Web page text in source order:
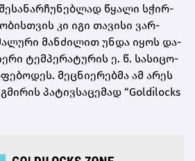
წყა­ლი სჭირ­
კი იგი თა­ვი­სი ვარ­
მან­ძი­ლით უნდა იყოს და­
ტემ­პე­რა­ტუ­რის ე. წ. სა­სი­ცო­
მეც­ნი­ე­რებ­მა ამ არეს
პა­ტივ­სა­ცე­მად “Goldilocks